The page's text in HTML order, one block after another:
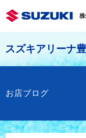
スズキアリーナ
お店ブログ